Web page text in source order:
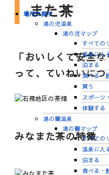
場所で探す
湯の児温泉
湯の児マップ
すべての
温泉に入
泊まる
食べる・
買う
スポーツ
体験する
湯の鶴温泉
湯の鶴マップ
すべての
温泉に入
泊まる
食べる・
また茶
「おいしくて安全
って、ていねいに
みなまた茶の特徴